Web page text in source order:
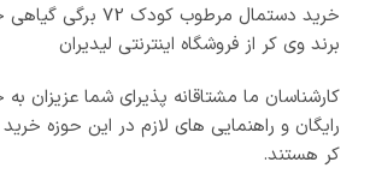
خرید دستمال مرطوب
برند وی کر از فروشگاه اینترنتی لیدیران
کارشناسان ما مشتاقانه پذیرای شما عزیزان
رایگان و راهنمایی های لازم در این حوزه
کر هستند.